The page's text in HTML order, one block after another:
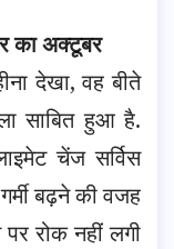
का अक्टूबर
देखा, वह बीते
साबित हुआ है.
चेंज सर्विस
बढ़ने की वजह
रोक नहीं लगी